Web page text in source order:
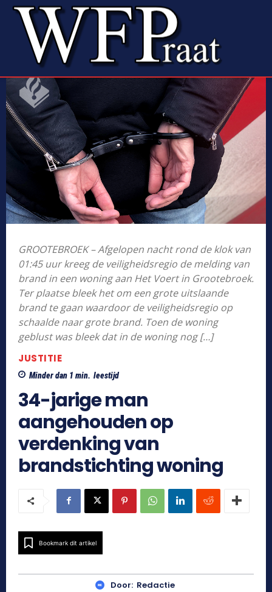
GROOTEBROEK – Afgelopen nacht rond de klok van
01:45 uur kreeg de veiligheidsregio de melding van
brand in een woning aan Het Voert in Grootebroek.
Ter plaatse bleek het om een grote uitslaande
brand te gaan waardoor de veiligheidsregio op
schaalde naar grote brand. Toen de woning
geblust was bleek dat in de woning nog […]
JUSTITIE
Minder dan 1 min. leestijd
34-jarige man
aangehouden op
verdenking van
brandstichting woning
Bookmark dit artikel
Door: Redactie